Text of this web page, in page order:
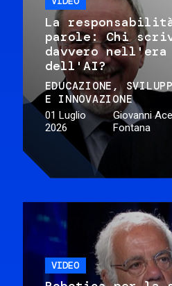
La
parole: Chi
davvero nell'era
dell'AI?
EDUCAZIONE
E INNOVAZIONE
01 Luglio
2026
Giovanni
Fontana
VIDEO